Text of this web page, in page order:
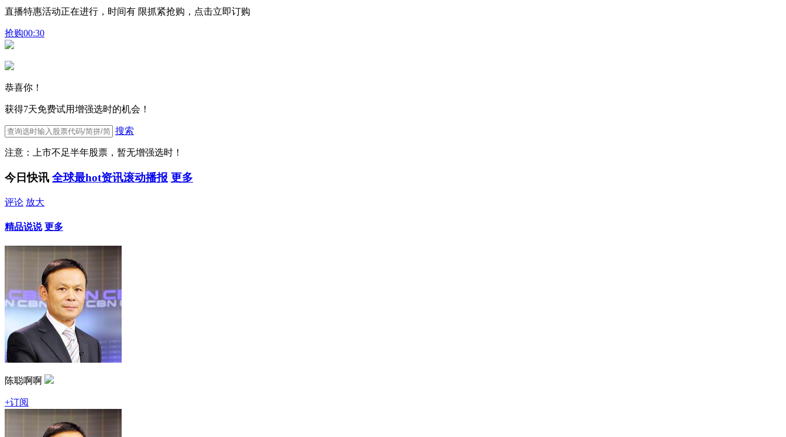
直播特惠活动正在进行，时间有 限抓紧抢购，点击立即订购
抢购00:30
恭喜你！
获得7天免费试用增强选时的机会！
搜索
注意：上市不足半年股票，暂无增强选时！
今日快讯 全球最hot资讯滚动播报 更多
评论 放大
精品说说 更多
陈聪啊啊
+订阅